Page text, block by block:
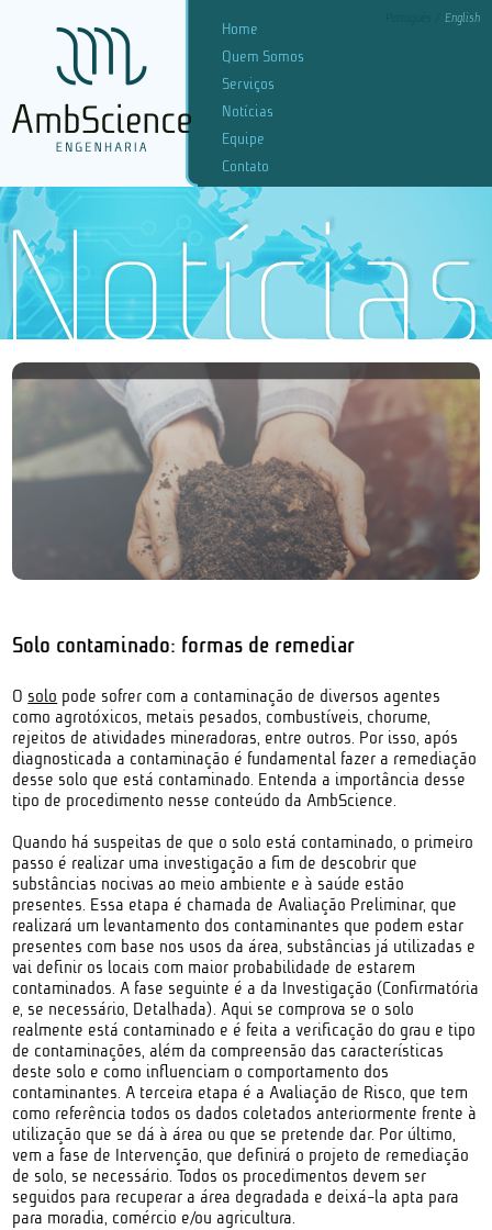
English
Home
Quem Somos
Serviços
Notícias
Equipe
Contato
Solo contaminado: formas de remediar
O solo pode sofrer com a contaminação de diversos agentes
como agrotóxicos, metais pesados, combustíveis, chorume,
rejeitos de atividades mineradoras, entre outros. Por isso, após
diagnosticada a contaminação é fundamental fazer a remediação
desse solo que está contaminado. Entenda a importância desse
tipo de procedimento nesse conteúdo da AmbScience.
Quando há suspeitas de que o solo está contaminado, o primeiro
passo é realizar uma investigação a fim de descobrir que
substâncias nocivas ao meio ambiente e à saúde estão
presentes. Essa etapa é chamada de Avaliação Preliminar, que
realizará um levantamento dos contaminantes que podem estar
presentes com base nos usos da área, substâncias já utilizadas e
vai definir os locais com maior probabilidade de estarem
contaminados. A fase seguinte é a da Investigação (Confirmatória
e, se necessário, Detalhada). Aqui se comprova se o solo
realmente está contaminado e é feita a verificação do grau e tipo
de contaminações, além da compreensão das características
deste solo e como influenciam o comportamento dos
contaminantes. A terceira etapa é a Avaliação de Risco, que tem
como referência todos os dados coletados anteriormente frente à
utilização que se dá à área ou que se pretende dar. Por último,
vem a fase de Intervenção, que definirá o projeto de remediação
de solo, se necessário. Todos os procedimentos devem ser
seguidos para recuperar a área degradada e deixá-la apta para
para moradia, comércio e/ou agricultura.